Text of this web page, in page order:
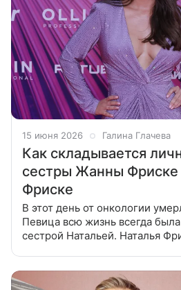
15 июня 2026 Галина Глачева
Как складывается
сестры Жанны
Фриске
В этот день от онкологии
Певица всю жизнь всегда
сестрой Натальей. Наталья